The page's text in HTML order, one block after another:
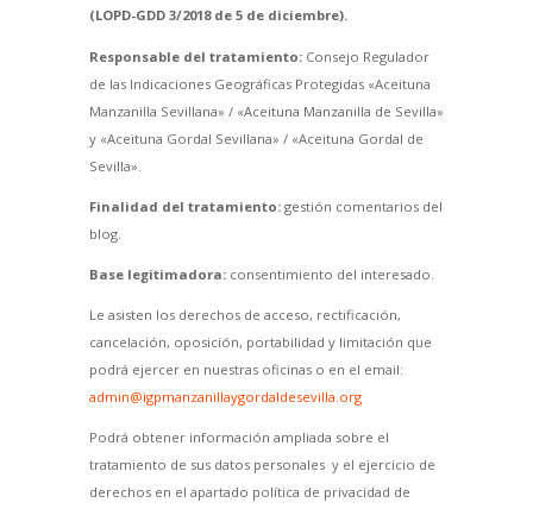
(LOPD-GDD 3/2018 de 5 de diciembre).
Responsable del tratamiento:Consejo Regulador
de las Indicaciones Geográficas Protegidas «Aceituna
Manzanilla Sevillana» / «Aceituna Manzanilla de Sevilla»
y «Aceituna Gordal Sevillana» / «Aceituna Gordal de
Sevilla».
Finalidad del tratamiento:gestión comentarios del
blog.
Base legitimadora:consentimiento del interesado.
Le asisten los derechos de acceso, rectificación,
cancelación, oposición, portabilidad y limitación que
podrá ejercer en nuestras oficinas o en el email:
admin@igpmanzanillaygordaldesevilla.org
Podrá obtener información ampliada sobre el
tratamiento de sus datos personales y el ejercicio de
derechos en el apartado política de privacidad de